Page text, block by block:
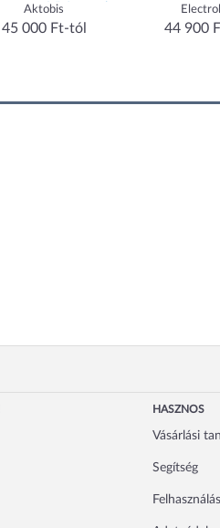
ózonnal
Aktobis
45 000 Ft-tól 44 900
HASZNOS
Vásárlási
Segítség